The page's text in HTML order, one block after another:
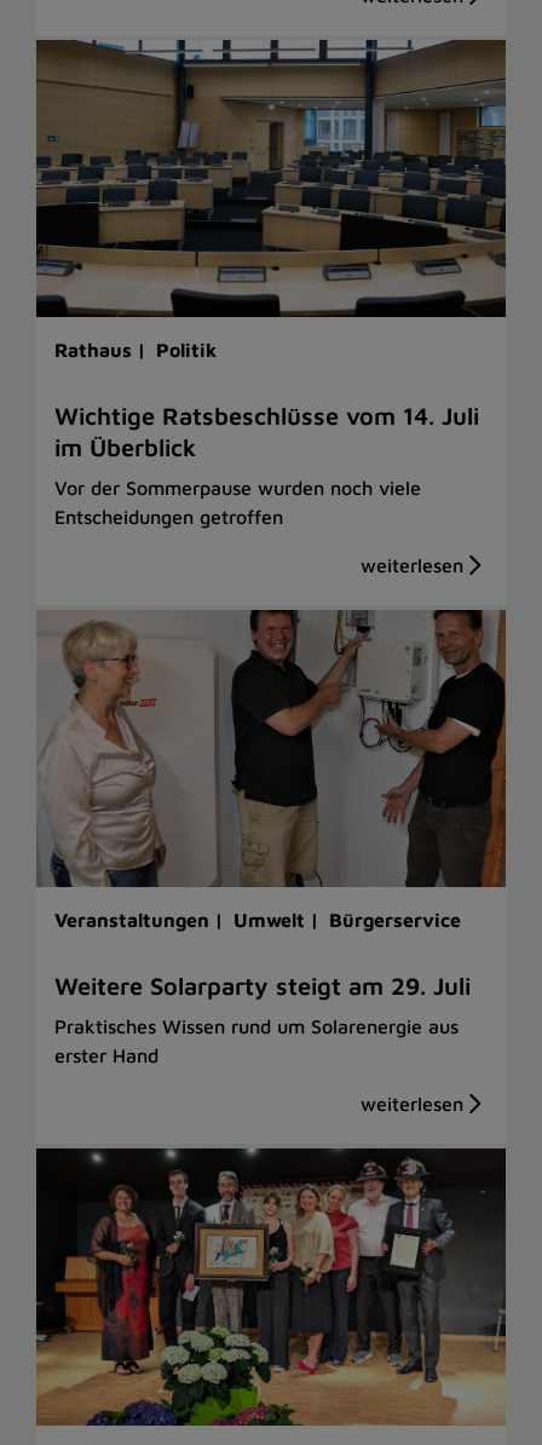
Rathaus | Politik
Wichtige Ratsbeschlüsse vom 14. Juli
im Überblick
Vor der Sommerpause wurden noch viele
Entscheidungen getroffen
Veranstaltungen | Umwelt | Bürgerservice
Weitere Solarparty steigt am 29. Juli
Praktisches Wissen rund um Solarenergie aus
erster Hand